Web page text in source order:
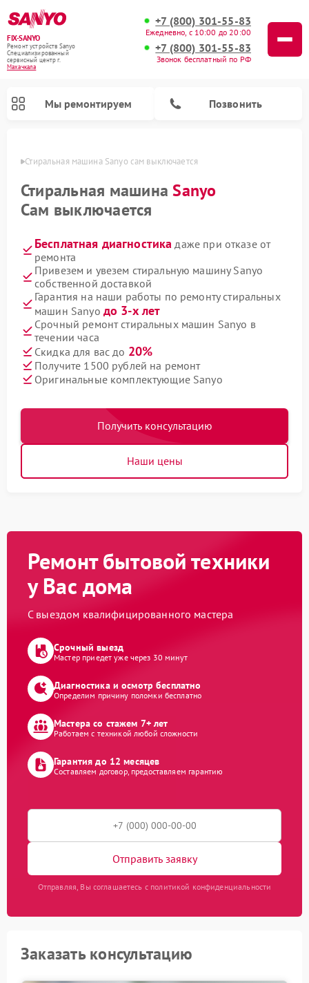
FIX-SANYO
Ремонт устройств Sanyo
Специализированный
cервисный центр г.
Махачкала
+7 (800) 301-55-83
Ежедневно, с 10:00 до 20:00
+7 (800) 301-55-83
Звонок бесплатный по РФ
Мы ремонтируем Позвонить
Стиральная машина Sanyo сам выключается
Стиральная машинаSanyo
Сам выключается
Бесплатная диагностика даже при отказе от
ремонта
Привезем и увезем стиральную машину Sanyo
собственной доставкой
Гарантия на наши работы по ремонту стиральных
машин Sanyo до 3-х лет
Срочный ремонт стиральных машин Sanyo в
течении часа
Скидка для вас до 20%
Получите 1500 рублей на ремонт
Оригинальные комплектующие Sanyo
Получить консультацию
Наши цены
Ремонт бытовой техники
у Вас дома
С выездом квалифицированного мастера
Срочный выезд
Мастер приедет уже через 30 минут
Диагностика и осмотр бесплатно
Определим причину поломки бесплатно
Мастера со стажем 7+ лет
Работаем с техникой любой сложности
Гарантия до 12 месяцев
Составляем договор, предоставляем гарантию
Отправить заявку
Отправляя, Вы соглашаетесь с политикой конфиденциальности
Заказать консультацию